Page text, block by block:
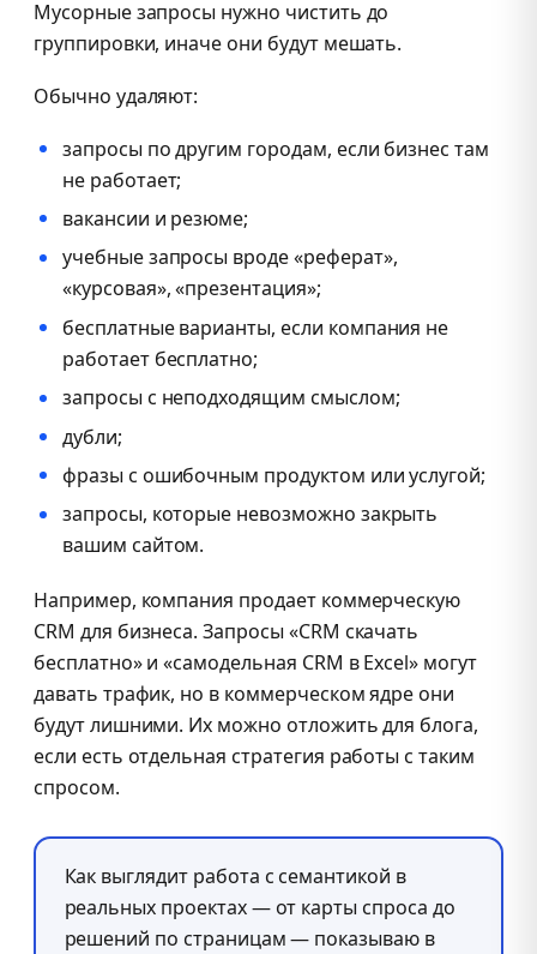
Мусорные запросы нужно чистить до
группировки, иначе они будут мешать.
Обычно удаляют:
запросы по другим городам, если бизнес там
не работает;
вакансии и резюме;
учебные запросы вроде «реферат»,
«курсовая», «презентация»;
бесплатные варианты, если компания не
работает бесплатно;
запросы с неподходящим смыслом;
дубли;
фразы с ошибочным продуктом или услугой;
запросы, которые невозможно закрыть
вашим сайтом.
Например, компания продает коммерческую
CRM для бизнеса. Запросы «CRM скачать
бесплатно» и «самодельная CRM в Excel» могут
давать трафик, но в коммерческом ядре они
будут лишними. Их можно отложить для блога,
если есть отдельная стратегия работы с таким
спросом.
Как выглядит работа с семантикой в
реальных проектах — от карты спроса до
решений по страницам — показываю в